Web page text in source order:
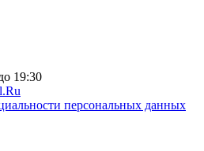
19:30
персональных данных